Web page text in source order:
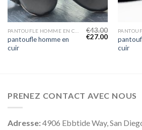
pantoufle homme en
cuir
€43.00
€27.00
cuir
PRENEZ CONTACT AVEC NOUS
Adresse:4906 Ebbtide Way, San